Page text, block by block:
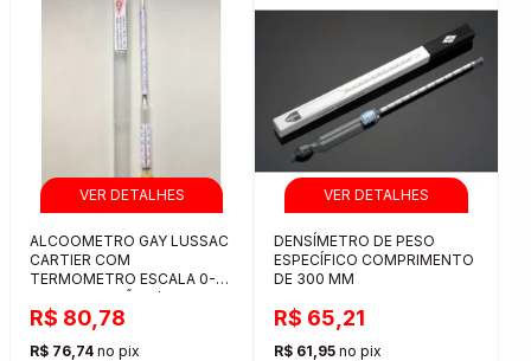
ALCOOMETRO GAY LUSSAC
CARTIER COM
TERMOMETRO ESCALA 0-
100 SUBDIVISÃO 1/1
R$ 80,78
R$ 76,74 no pix
DENSÍMETRO DE PESO
ESPECÍFICO COMPRIMENTO
DE 300 MM
R$ 65,21
R$ 61,95 no pix